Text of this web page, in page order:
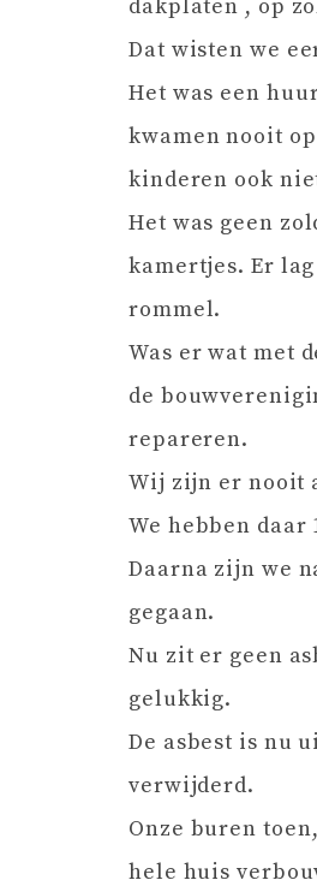
dakplaten , op
Dat wisten we
Het was een
kwamen nooit
kinderen ook
Het was geen
kamertjes. Er
rommel.
Was er wat met
de
repareren.
Wij zijn er nooit
We hebben daar
Daarna zijn we
gegaan.
Nu zit er geen
gelukkig.
De asbest is nu
verwijderd.
Onze buren
hele huis